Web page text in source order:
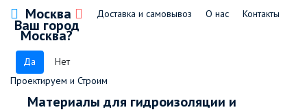
Москва
Ваш город
Москва?
Да Нет
Доставка и самовывоз О нас Контакты
Проектируем и Строим
Материалы для гидроизоляции и